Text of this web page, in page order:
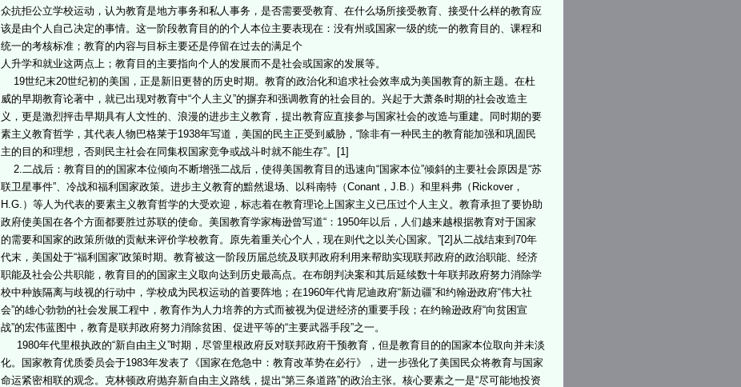
众抗拒公立学校运动，认为教育是地方事务和私人事务，是否需要受教育、在什么场所接受教育、接受什么样的教育应
该是由个人自己决定的事情。这一阶段教育目的的个人本位主要表现在：没有州或国家一级的统一的教育目的、课程和
统一的考核标准；教育的内容与目标主要还是停留在过去的满足个
人升学和就业这两点上；教育目的主要指向个人的发展而不是社会或国家的发展等。
19世纪末20世纪初的美国，正是新旧更替的历史时期。教育的政治化和追求社会效率成为美国教育的新主题。在杜
威的早期教育论著中，就已出现对教育中“个人主义”的摒弃和强调教育的社会目的。兴起于大萧条时期的社会改造主
义，更是激烈抨击早期具有人文性的、浪漫的进步主义教育，提出教育应直接参与国家社会的改造与重建。同时期的要
素主义教育哲学，其代表人物巴格莱于1938年写道，美国的民主正受到威胁，“除非有一种民主的教育能加强和巩固民
主的目的和理想，否则民主社会在同集权国家竞争或战斗时就不能生存”。[1]
2.二战后：教育目的的国家本位倾向不断增强二战后，使得美国教育目的迅速向“国家本位”倾斜的主要社会原因是“苏
联卫星事件”、冷战和福利国家政策。进步主义教育的黯然退场、以科南特（Conant，J.B.）和里科弗（Rickover，
H.G.）等人为代表的要素主义教育哲学的大受欢迎，标志着在教育理论上国家主义已压过个人主义。教育承担了要协助
政府使美国在各个方面都要胜过苏联的使命。美国教育学家梅逊曾写道“：1950年以后，人们越来越根据教育对于国家
的需要和国家的政策所做的贡献来评价学校教育。原先着重关心个人，现在则代之以关心国家。”[2]从二战结束到70年
代末，美国处于“福利国家”政策时期。教育被这一阶段历届总统及联邦政府利用来帮助实现联邦政府的政治职能、经济
职能及社会公共职能，教育目的的国家主义取向达到历史最高点。在布朗判决案和其后延续数十年联邦政府努力消除学
校中种族隔离与歧视的行动中，学校成为民权运动的首要阵地；在1960年代肯尼迪政府“新边疆”和约翰逊政府“伟大社
会”的雄心勃勃的社会发展工程中，教育作为人力培养的方式而被视为促进经济的重要手段；在约翰逊政府“向贫困宣
战”的宏伟蓝图中，教育是联邦政府努力消除贫困、促进平等的“主要武器手段”之一。
1980年代里根执政的“新自由主义”时期，尽管里根政府反对联邦政府干预教育，但是教育目的的国家本位取向并未淡
化。国家教育优质委员会于1983年发表了《国家在危急中：教育改革势在必行》，进一步强化了美国民众将教育与国家
命运紧密相联的观念。克林顿政府抛弃新自由主义路线，提出“第三条道路”的政治主张。核心要素之一是“尽可能地投资